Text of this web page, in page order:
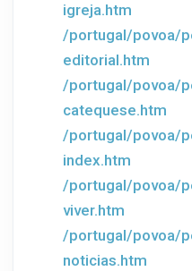
igreja.htm
/portugal/povoa/
editorial.htm
/portugal/povoa/
catequese.htm
/portugal/povoa/
index.htm
/portugal/povoa/
viver.htm
/portugal/povoa/
noticias.htm